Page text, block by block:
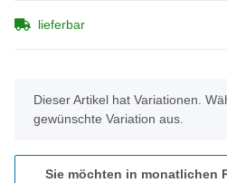
lieferbar
x
Dieser Artikel hat Variationen.
gewünschte Variation aus.
Sie möchten in monatlichen